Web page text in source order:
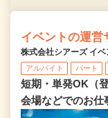
イベントの運営
株式会社シアーズ イ
アルバイト パート
短期・単発OK（
会場などでのお仕